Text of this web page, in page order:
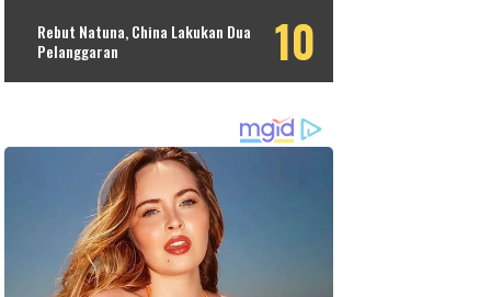
Rebut Natuna, China Lakukan Dua
Pelanggaran